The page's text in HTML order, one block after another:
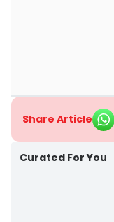
Share Article
Curated For You